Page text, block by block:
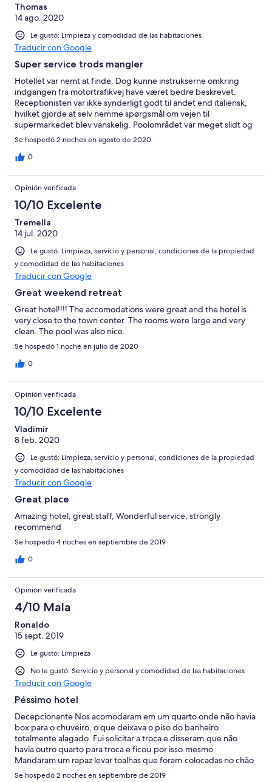
Thomas
14 ago. 2020
Le gustó: Limpieza y comodidad de las habitaciones
Traducir con Google
Super service trods mangler
Hotellet var nemt at finde. Dog kunne instrukserne omkring
indgangen fra motortrafikvej have været bedre beskrevet.
Receptionisten var ikke synderligt godt til andet end italiensk,
hvilket gjorde at selv nemme spørgsmål om vejen til
supermarkedet blev vanskelig. Poolområdet var meget slidt og
den ‘udendørs pool’ var udendørs fordi taget kunne fjernes
40%. Sengen og servicen fejlede intet.
Se hospedó 2 noches en agosto de 2020
0
Opinión verificada
10/10 Excelente
Tremella
14 jul. 2020
Le gustó: Limpieza, servicio y personal, condiciones de la propiedad
y comodidad de las habitaciones
Traducir con Google
Great weekend retreat
Great hotel!!!! The accomodations were great and the hotel is
very close to the town center. The rooms were large and very
clean. The pool was also nice.
Se hospedó 1 noche en julio de 2020
0
Opinión verificada
10/10 Excelente
Vladimir
8 feb. 2020
Le gustó: Limpieza, servicio y personal, condiciones de la propiedad
y comodidad de las habitaciones
Traducir con Google
Great place
Amazing hotel, great staff, Wonderful service, strongly
recommend
Se hospedó 4 noches en septiembre de 2019
0
Opinión verificada
4/10 Mala
Ronaldo
15 sept. 2019
Le gustó: Limpieza
No le gustó: Servicio y personal y comodidad de las habitaciones
Traducir con Google
Péssimo hotel
Decepcionante Nos acomodaram em um quarto onde não havia
box para o chuveiro, o que deixava o piso do banheiro
totalmente alagado. Fui solicitar a troca e disseram.que não
havia outro quarto para troca e ficou.por isso.mesmo.
Mandaram um rapaz levar toalhas que foram.colocadas no chão
e assim mesmo ficaram encharcadas. Somente no outro dia nos
Se hospedó 2 noches en septiembre de 2019